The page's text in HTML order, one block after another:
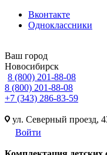
Вконтакте
Одноклассники
Ваш город
Новосибирск
8 (800) 201-88-08
8 (800) 201-88-08
+7 (343) 286-83-59
ул. Северный проезд,
Войти